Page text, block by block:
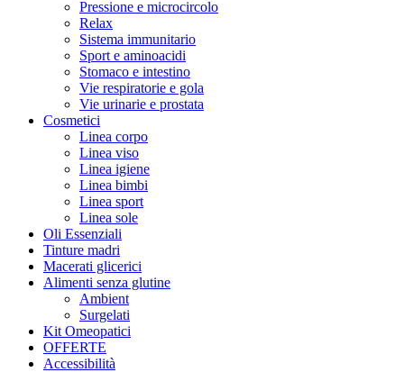
Pressione e microcircolo
Relax
Sistema immunitario
Sport e aminoacidi
Stomaco e intestino
Vie respiratorie e gola
Vie urinarie e prostata
Cosmetici
Linea corpo
Linea viso
Linea igiene
Linea bimbi
Linea sport
Linea sole
Oli Essenziali
Tinture madri
Macerati glicerici
Alimenti senza glutine
Ambient
Surgelati
Kit Omeopatici
OFFERTE
Accessibilità